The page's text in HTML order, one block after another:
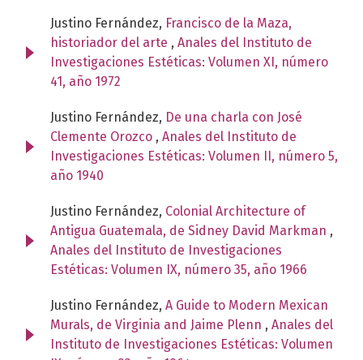
Justino Fernández, Francisco de la Maza,
historiador del arte , Anales del Instituto de
Investigaciones Estéticas: Volumen XI, número
41, año 1972
Justino Fernández, De una charla con José
Clemente Orozco , Anales del Instituto de
Investigaciones Estéticas: Volumen II, número 5,
año 1940
Justino Fernández, Colonial Architecture of
Antigua Guatemala, de Sidney David Markman ,
Anales del Instituto de Investigaciones
Estéticas: Volumen IX, número 35, año 1966
Justino Fernández, A Guide to Modern Mexican
Murals, de Virginia and Jaime Plenn , Anales del
Instituto de Investigaciones Estéticas: Volumen